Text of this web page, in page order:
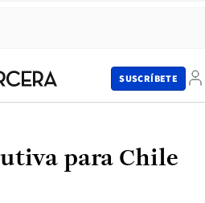
SUSCRÍBETE
para Chile